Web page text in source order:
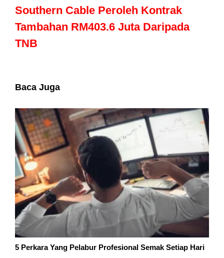
Southern Cable Peroleh Kontrak
Tambahan RM403.6 Juta Daripada
TNB
Baca Juga
5 Perkara Yang Pelabur Profesional Semak Setiap Hari